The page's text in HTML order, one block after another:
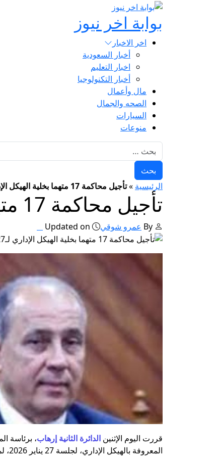
بوابة اخر نيوز
اخر الاخبار
أخبار السعودية
اخبار التعليم
أخبار التكنولوجيا
مال وأعمال
الصحه والجمال
السيارات
منوعات
الرئيسية »تأجيل محاكمة 17 متهما بخلية الهيكل الإداري لـ27 يناير
تأجيل محاكمة 17 متهما بخلية الهيكل الإداري لـ27 يناير
By عمرو شوقي Updated on
قررت اليوم الإثنين الدائرة الثانية إرهاب
المعروفة بالهيكل الإداري، لجلسة 27 يناير 2026، لمرافعة النيابة العامة.